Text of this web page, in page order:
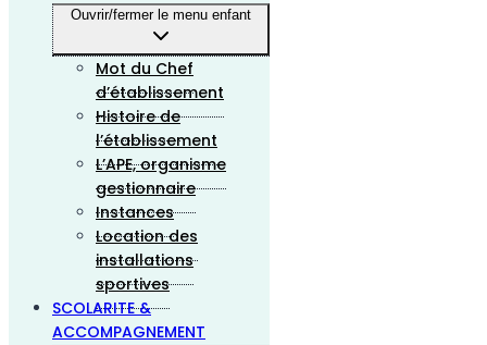
Ouvrir/fermer le menu enfant
Mot du Chef
d’établissement
Histoire de
l’établissement
L’APE, organisme
gestionnaire
Instances
Location des
installations
sportives
SCOLARITE &
ACCOMPAGNEMENT